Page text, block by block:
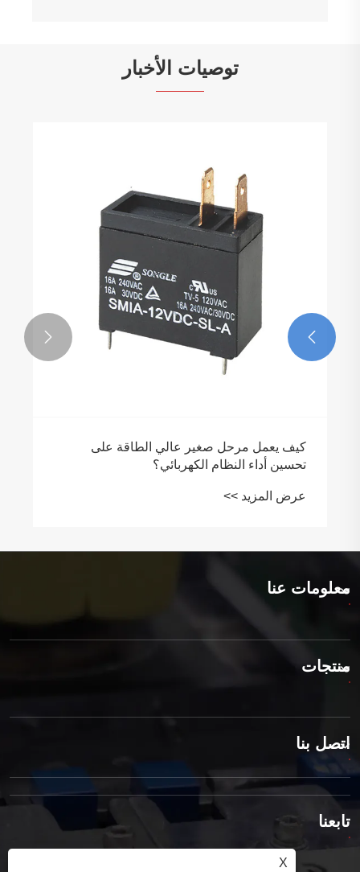
توصيات الأخبار
كيف يعمل مرحل صغير عالي الطاقة على
تحسين أداء النظام الكهربائي؟
عرض المزيد >>


معلومات عنا
منتجات
اتصل بنا
تابعنا
X